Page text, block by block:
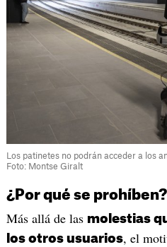
Los patinetes no podrán acceder a los
Foto: Montse Giralt
¿Por qué se prohíben?
Más allá de las molestias
los otros usuarios, el